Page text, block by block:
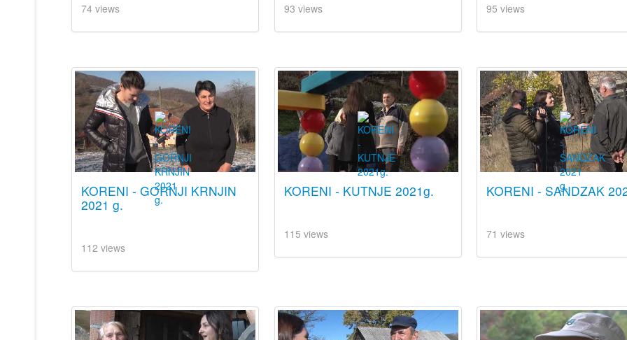
74 views 93 views 95 views
KORENI - GORNJI KRNJIN
2021 g.
112 views
KORENI - KUTNJE 2021g.
115 views
KORENI - SANDZAK
71 views